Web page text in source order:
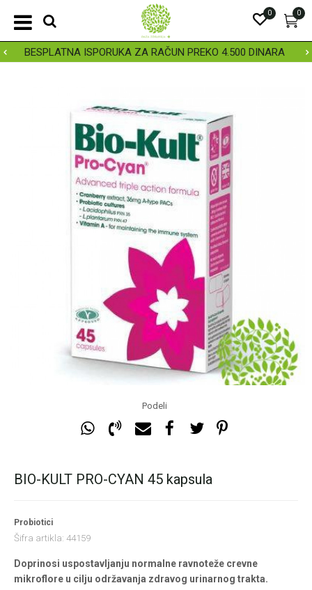
BESPLATNA ISPORUKA ZA RAČUN PREKO 4.500 DINARA
0
0
Podeli
BIO-KULT PRO-CYAN 45 kapsula
Probiotici
Šifra artikla: 44159
Doprinosi uspostavljanju normalne ravnoteže crevne
mikroflore u cilju održavanja zdravog urinarnog trakta.